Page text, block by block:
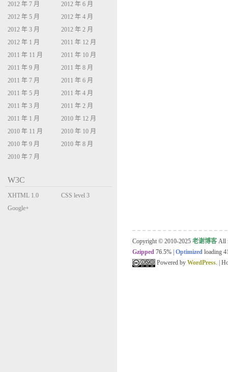
2012 年 7 月
2012 年 6 月
2012 年 5 月
2012 年 4 月
2012 年 3 月
2012 年 2 月
2012 年 1 月
2011 年 12 月
2011 年 11 月
2011 年 10 月
2011 年 9 月
2011 年 8 月
2011 年 7 月
2011 年 6 月
2011 年 5 月
2011 年 4 月
2011 年 3 月
2011 年 2 月
2011 年 1 月
2010 年 12 月
2010 年 11 月
2010 年 10 月
2010 年 9 月
2010 年 8 月
2010 年 7 月
W3C
XHTML 1.0
Transitional
CSS level 3
Google+
Copyright © 2010-2025 老谢博客 All
Gzipped 76.5% Optimized loading
Powered by WordPress. |